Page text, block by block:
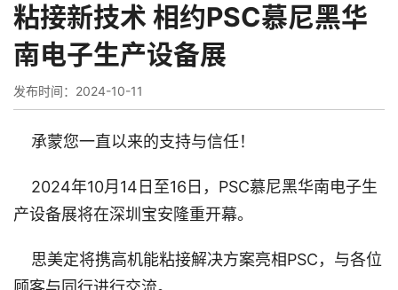
粘接新技术 相约PSC慕尼黑华
南电子生产设备展
发布时间：2024-10-11
承蒙您一直以来的支持与信任！
2024年10月14日至16日，PSC慕尼黑华南电子生
产设备展将在深圳宝安隆重开幕。
思美定将携高机能粘接解决方案亮相PSC，与各位